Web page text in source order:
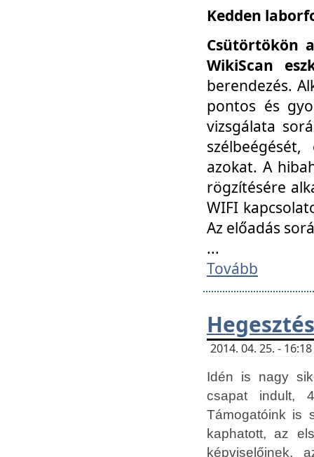
Kedden
Csütörtökön
WikiScan
berendezés.
pontos és
vizsgálata
azokat. A
rögzítésére
WIFI
Az előadás
...
Tovább
2014. 04. 25. -
Idén is nagy
csapat indult,
Támogatóink is
kaphatott, az
képviselőinek,